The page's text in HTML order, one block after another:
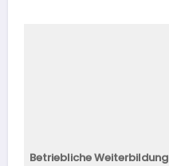
Betriebliche Weiterbildung